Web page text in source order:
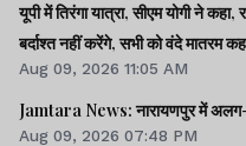
यूपी में तिरंगा यात्रा, सीएम योगी ने कहा,
बर्दाश्त नहीं करेंगे, सभी को वंदे मातरम
Aug 09, 2026 11:05 AM
Jamtara News: नारायणपुर में
Aug 09, 2026 07:48 PM